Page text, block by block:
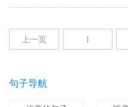
个爱你的人并不痛苦放弃一个
上一页 1
8
句子导航